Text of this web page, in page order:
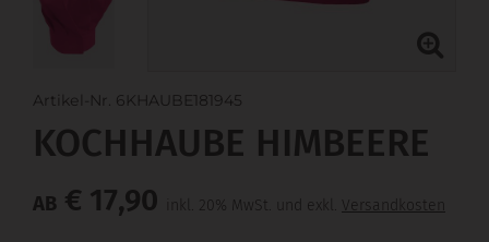
Artikel-Nr. 6KHAUBE181945
KOCHHAUBE HIMBEERE
AB € 17,90 inkl. 20% MwSt. und exkl. Versandkosten